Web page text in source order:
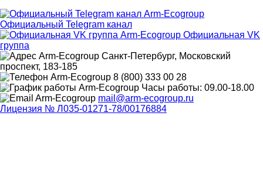
Официальный Telegram канал
Официальная VK
группа
Санкт-Петербург, Московский
проспект, 183-185
8 (800) 333 00 28
Часы работы: 09.00-18.00
mail@arm-ecogroup.ru
Лицензия № Л035-01271-78/00176884